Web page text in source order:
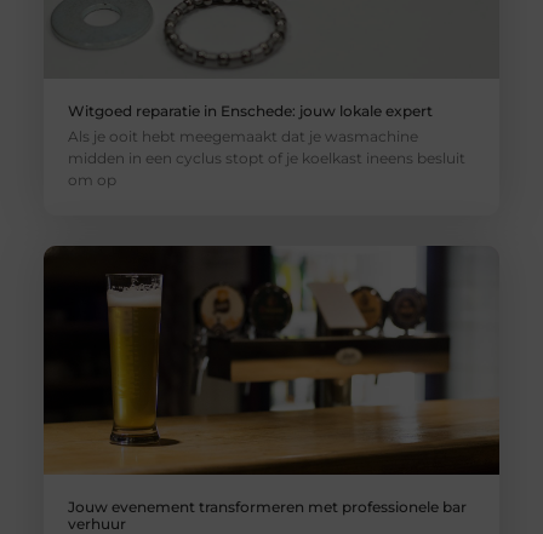
Witgoed reparatie in Enschede: jouw lokale expert
Als je ooit hebt meegemaakt dat je wasmachine
midden in een cyclus stopt of je koelkast ineens besluit
om op
Jouw evenement transformeren met professionele bar
verhuur